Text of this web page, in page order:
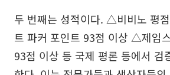
두 번째는 성적이다. △비비노 평
트 파커 포인트 93점 이상 △제임
93점 이상 등 국제 평론 등에서 검